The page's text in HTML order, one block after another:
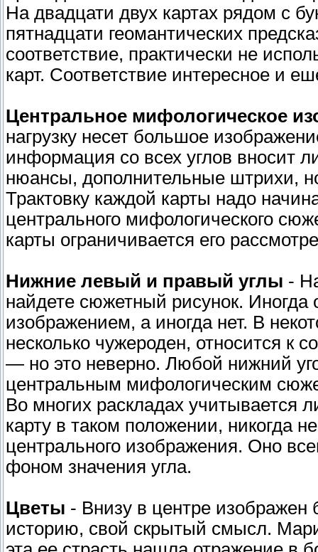
На двадцати двух картах рядом с
пятнадцати геомантических
соответствие, практически не
карт. Соответствие интересное и
Центральное мифологическое
нагрузку несет большое
информация со всех углов вносит
нюансы, дополнительные штрихи,
Трактовку каждой карты надо
центрального мифологического
карты ограничивается его
Нижние левый и правый углы -
найдете сюжетный рисунок.
изображением, а иногда нет. В
несколько чужероден, относится к
— но это неверно. Любой нижний
центральным мифологическим
Во многих раскладах учитывается
карту в таком положении, никогда
центрального изображения. Оно
фоном значения угла.
Цветы - Внизу в центре изображен
историю, свой скрытый смысл.